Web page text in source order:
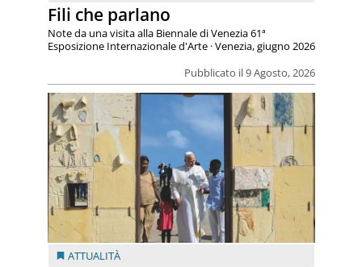
Fili che parlano
Pubblicato il 9 Agosto, 2026
Note da una visita alla Biennale di Venezia 61ª
Esposizione Internazionale d'Arte · Venezia, giugno 2026
ATTUALITÀ